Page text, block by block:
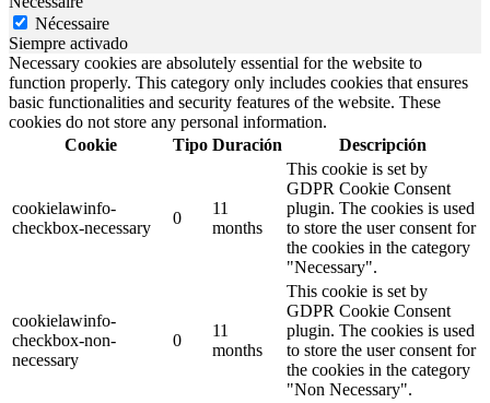
Nécessaire
Siempre activado
Necessary cookies are absolutely essential for the website to
function properly. This category only includes cookies that ensures
basic functionalities and security features of the website. These
cookies do not store any personal information.
Cookie
Tipo Duración Descripción
cookielawinfo-
checkbox-necessary
0
11
months
This cookie is set by
GDPR Cookie Consent
plugin. The cookies is used
to store the user consent for
the cookies in the category
"Necessary".
cookielawinfo-
checkbox-non-
necessary
0
11
months
This cookie is set by
GDPR Cookie Consent
plugin. The cookies is used
to store the user consent for
the cookies in the category
"Non Necessary".